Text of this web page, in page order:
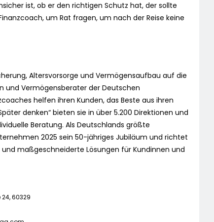
ist, ob er den richtigen Schutz hat, der sollte
um Rat fragen, um nach der Reise keine
Altersvorsorge und Vermögensaufbau auf die
und Vermögensberater der Deutschen
helfen ihren Kunden, das Beste aus ihren
denken“ bieten sie in über 5.200 Direktionen und
Beratung. Als Deutschlands größte
2025 sein 50-jähriges Jubiläum und richtet
maßgeschneiderte Lösungen für Kundinnen und
60329